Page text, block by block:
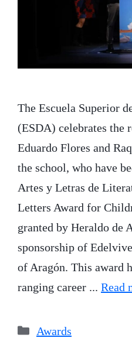
The Escuela Superior
(ESDA) celebrates the
Eduardo Flores and
the school, who have
Artes y Letras de
Letters Award for
granted by Heraldo de
sponsorship of
of Aragón. This award
ranging career ... Read
Categories
Awards